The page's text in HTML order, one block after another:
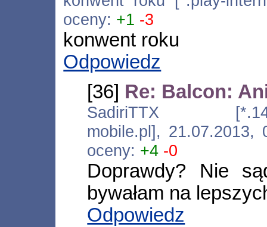
oceny: +1 -3
konwent roku
Odpowiedz
[36] Re: Balcon:
SadiriTTX
mobile.pl],
oceny: +4 -0
Doprawdy? Nie
bywałam na
Odpowiedz